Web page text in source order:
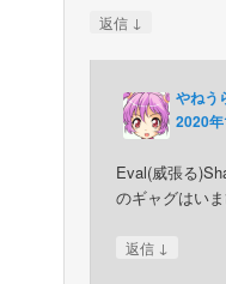
返信 ↓
やねう
2020
Eval(威張る
のギャグはいま
返信 ↓